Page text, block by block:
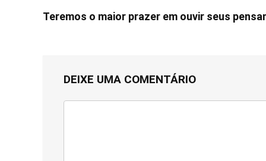
Teremos o maior prazer em ouvir seus
DEIXE UMA COMENTÁRIO